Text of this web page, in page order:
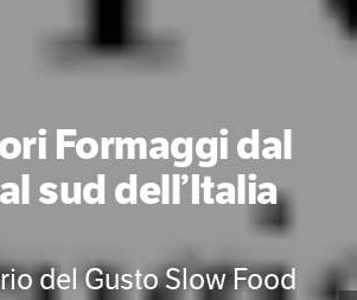
Formaggi dal
sud dell’Italia
del Gusto Slow Food